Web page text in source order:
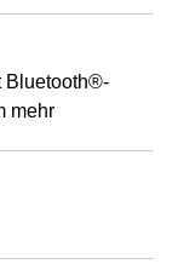
Bluetooth®-
mehr